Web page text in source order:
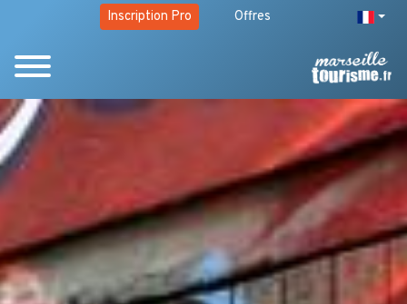
Inscription Pro Offres